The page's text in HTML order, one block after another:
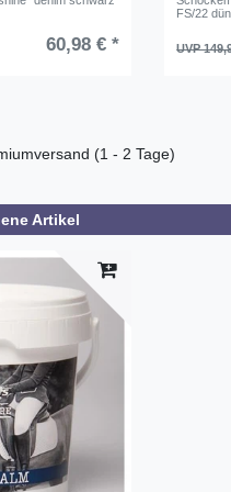
60,98 € *
FS/22
UVP
(1 - 2 Tage)
Artikel